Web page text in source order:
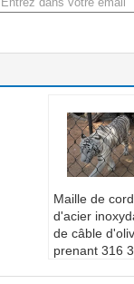
Maille de
d'acier
de câble
prenant 316